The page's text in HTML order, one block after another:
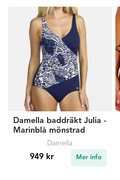
Damella baddräkt Julia -
Marinblå mönstrad
Damella
949 kr Mer info